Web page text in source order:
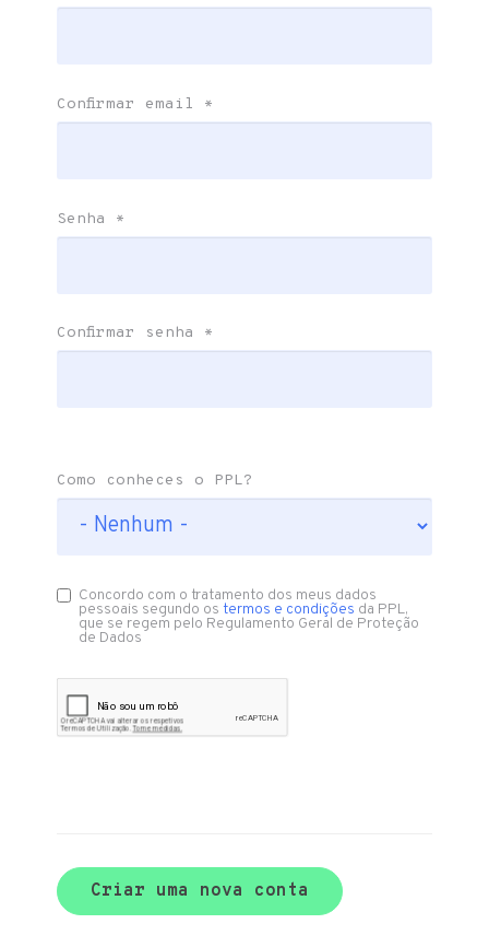
Confirmar email *
Senha *
Confirmar senha *
Como conheces o PPL?
Concordo com o tratamento dos meus dados
pessoais segundo ostermos e condições da PPL,
que se regem pelo Regulamento Geral de Proteção
de Dados
Criar uma nova conta